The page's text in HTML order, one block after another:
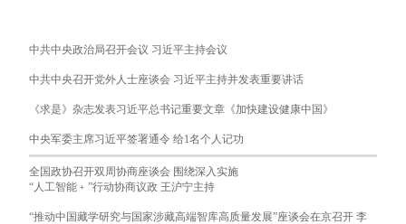
中共中央政治局召开会议 习近平主持会议
中共中央召开党外人士座谈会 习近平主持并发表重要讲话
《求是》杂志发表习近平总书记重要文章《加快建设健康中国》
中央军委主席习近平签署通令 给1名个人记功
全国政协召开双周协商座谈会 围绕深入实施
“人工智能﹢”行动协商议政 王沪宁主持
“推动中国藏学研究与国家涉藏高端智库高质量发展”座谈会在京召开 李